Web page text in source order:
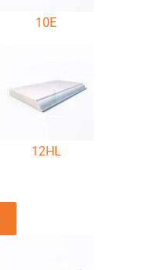
10E
12HL